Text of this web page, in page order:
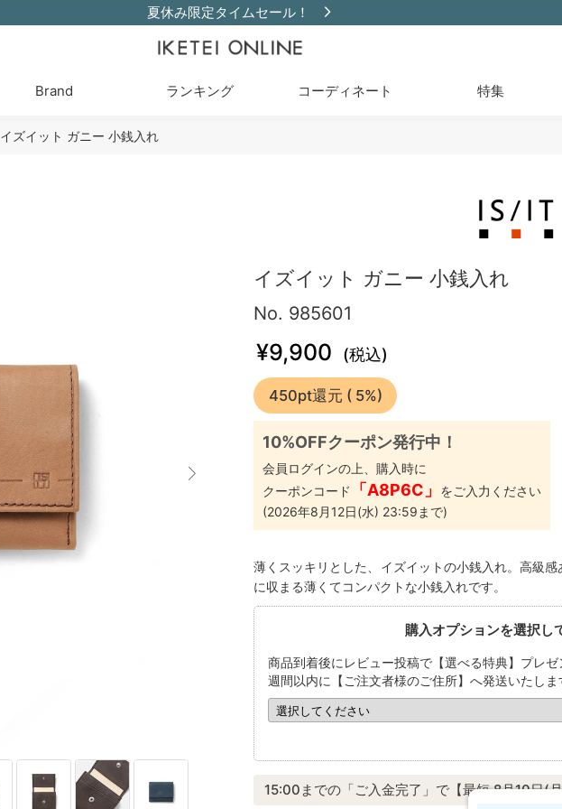
夏休み限定タイムセール！
Brand ランキング コーディネート 特集
イズイット ガニー 小銭入れ
イズイット ガニー 小銭入れ
No. 985601
¥9,900 (税込)
450pt還元 ( 5%)
10%OFFクーポン発行中！
会員ログインの上、購入時に
クーポンコード
「A8P6C」
をご入力ください
(2026年8月12日(水) 23:59まで)
薄くスッキリとした、イズイットの小銭入れ。高級
に収まる薄くてコンパクトな小銭入れです。
購入オプションを選択し
商品到着後にレビュー投稿で【選べる特典】プレ
週間以内に【ご注文者様のご住所】へ発送いたしま
15:00までの「ご入金完了」で【最短 8月10日(